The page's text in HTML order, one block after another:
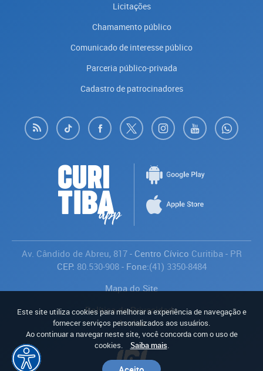
Licitações
Chamamento público
Comunicado de interesse público
Parceria público-privada
Cadastro de patrocinadores
Av. Cândido de Abreu, 817- Centro Cívico Curitiba- PR
CEP: 80.530-908- Fone:(41) 3350-8484
Mapa do Site
Política de Privacidade
Avaliar
Este site utiliza cookies para melhorar a experiência de navegação e
fornecer serviços personalizados aos usuários.
Ao continuar a navegar neste site, você concorda com o uso de
cookies.
Saiba mais.